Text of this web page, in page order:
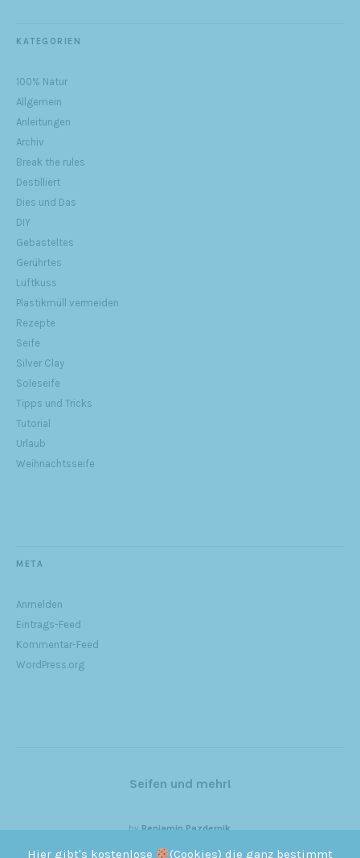
KATEGORIEN
100% Natur
Allgemein
Anleitungen
Archiv
Break the rules
Destilliert
Dies und Das
DIY
Gebasteltes
Gerührtes
Luftkuss
Plastikmüll vermeiden
Rezepte
Seife
Silver Clay
Soleseife
Tipps und Tricks
Tutorial
Urlaub
Weihnachtsseife
META
Anmelden
Eintrags-Feed
Kommentar-Feed
WordPress.org
Seifen und mehr!
byBenjamin Pazdernik
Hier gibt's kostenlose (Cookies) die ganz bestimmt